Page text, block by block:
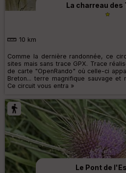
La charreau des
10 km
Comme la dernière randonnée, ce
sites mais sans trace GPX. Trace
de carte "OpenRando" où celle-ci
Breton... terre magnifique sauvage et
Ce circuit vous entra »
Le Pont de